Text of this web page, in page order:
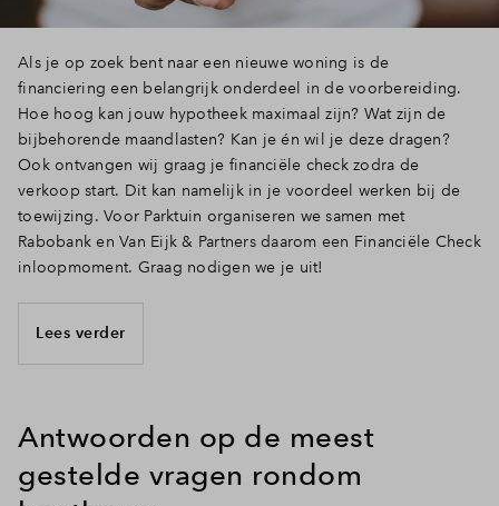
Als je op zoek bent naar een nieuwe woning is de
financiering een belangrijk onderdeel in de voorbereiding.
Hoe hoog kan jouw hypotheek maximaal zijn? Wat zijn de
bijbehorende maandlasten? Kan je én wil je deze dragen?
Ook ontvangen wij graag je financiële check zodra de
verkoop start. Dit kan namelijk in je voordeel werken bij de
toewijzing. Voor Parktuin organiseren we samen met
Rabobank en Van Eijk & Partners daarom een Financiële Check
inloopmoment. Graag nodigen we je uit!
Lees verder
Antwoorden op de meest
gestelde vragen rondom